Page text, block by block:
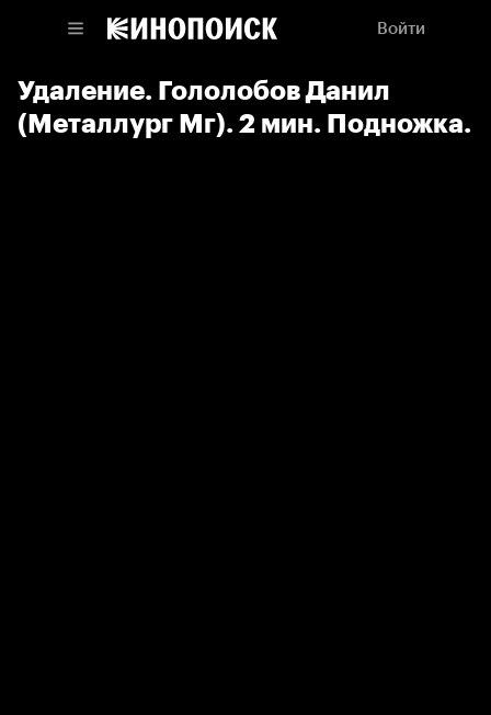
Войти
Удаление. Гололобов Данил
(Металлург Мг). 2 мин. Подножка.